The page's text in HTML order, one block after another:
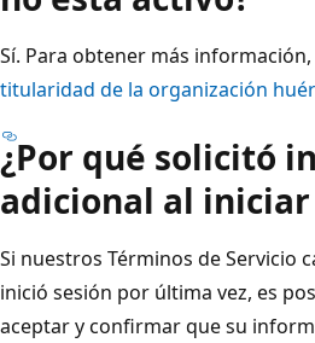
Sí. Para obtener más
titularidad de la organización
¿Por qué solicitó
adicional al iniciar
Si nuestros Términos de Servicio
inició sesión por última vez, es
aceptar y confirmar que su